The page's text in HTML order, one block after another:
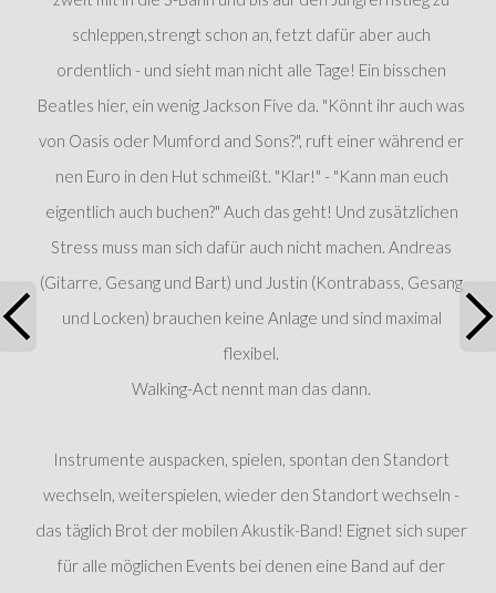
schleppen,strengt schon an, fetzt dafür aber auch
ordentlich - und sieht man nicht alle Tage! Ein bisschen
Beatles hier, ein wenig Jackson Five da. "Könnt ihr auch was
von Oasis oder Mumford and Sons?", ruft einer während er
nen Euro in den Hut schmeißt. "Klar!" - "Kann man euch
eigentlich auch buchen?" Auch das geht! Und zusätzlichen
Stress muss man sich dafür auch nicht machen. Andreas
(Gitarre, Gesang und Bart) und Justin (Kontrabass, Gesang
und Locken) brauchen keine Anlage und sind maximal
flexibel.
Walking-Act nennt man das dann.
Instrumente auspacken, spielen, spontan den Standort
wechseln, weiterspielen, wieder den Standort wechseln -
das täglich Brot der mobilen Akustik-Band! Eignet sich super
für alle möglichen Events bei denen eine Band auf der